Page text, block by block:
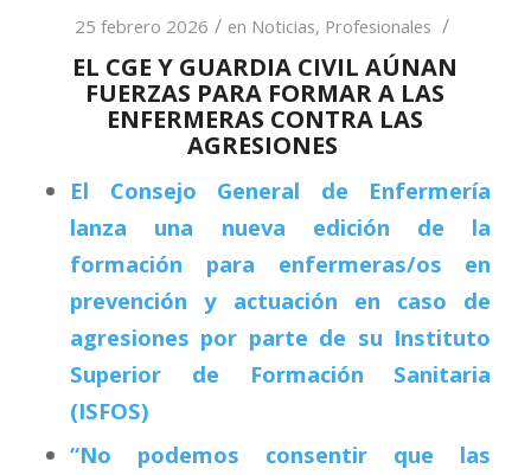
25 febrero 2026 / en Noticias, Profesionales /
EL CGE Y GUARDIA CIVIL AÚNAN
FUERZAS PARA FORMAR A LAS
ENFERMERAS CONTRA LAS
AGRESIONES
El Consejo General de Enfermería
lanza una nueva edición de la
formación para enfermeras/os en
prevención y actuación en caso de
agresiones por parte de su Instituto
Superior de Formación Sanitaria
(ISFOS)
“No podemos consentir que las